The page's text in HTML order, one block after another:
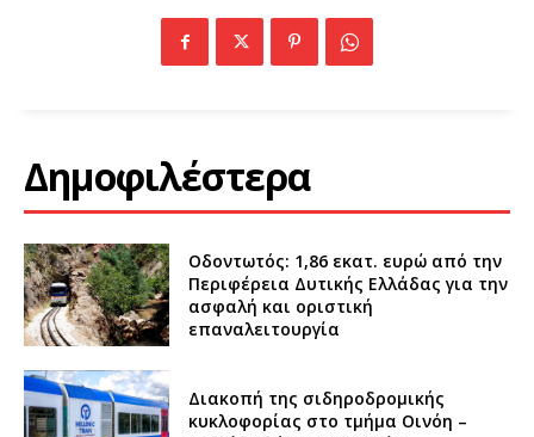
Δημοφιλέστερα
Οδοντωτός: 1,86 εκατ. ευρώ από την
Περιφέρεια Δυτικής Ελλάδας για την
ασφαλή και οριστική
επαναλειτουργία
Διακοπή της σιδηροδρομικής
κυκλοφορίας στο τμήμα Οινόη –